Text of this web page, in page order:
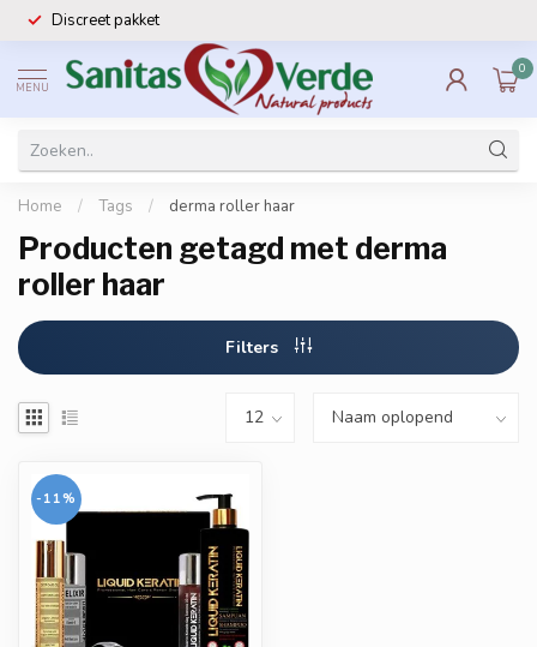
Discreet pakket
MENU
0
Home / Tags / derma roller haar
Producten getagd met derma
roller haar
Filters
-11%